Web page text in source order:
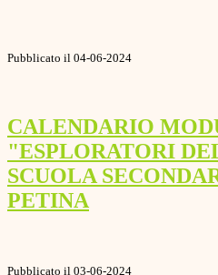
Pubblicato il 04-06-2024
CALENDARIO
"ESPLORATORI
SCUOLA
PETINA
Pubblicato il 03-06-2024